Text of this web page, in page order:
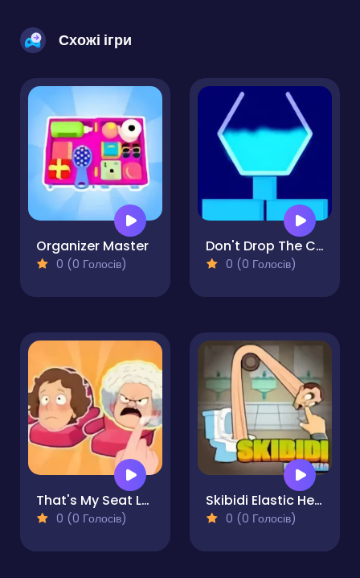
Схожі ігри
Organizer Master
0 (0 Голосів)
Don't Drop The Cup
0 (0 Голосів)
That's My Seat Logic Puzzle
0 (0 Голосів)
Skibidi Elastic Head
0 (0 Голосів)